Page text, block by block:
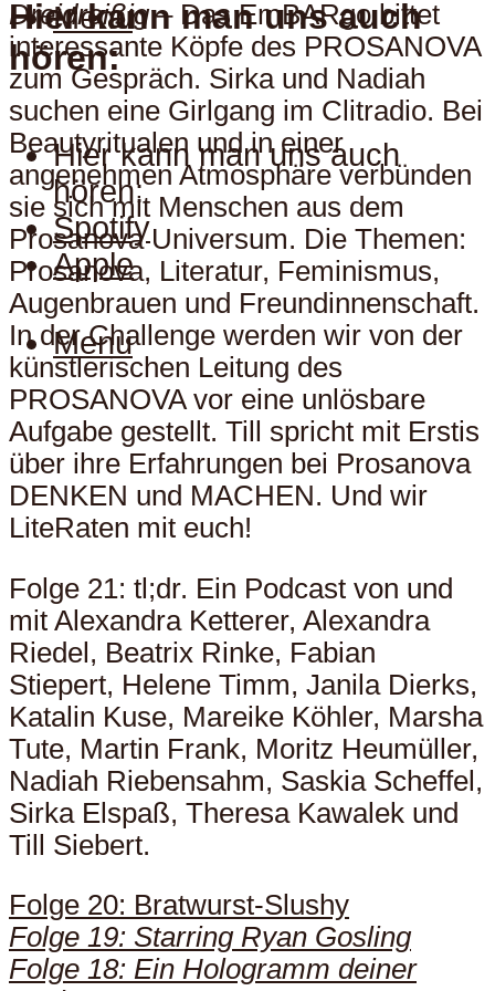
Menu
Hier kann man uns auch
hören:
Hier kann man uns auch
hören:
Spotify
Apple
Menu
Dreidreißig– Das EmBARgo bittet
interessante Köpfe des PROSANOVA
zum Gespräch. Sirka und Nadiah
suchen eine Girlgang im Clitradio. Bei
Beautyritualen und in einer
angenehmen Atmosphäre verbünden
sie sich mit Menschen aus dem
Prosanova Universum. Die Themen:
Prosanova, Literatur, Feminismus,
Augenbrauen und Freundinnenschaft.
In der Challenge werden wir von der
künstlerischen Leitung des
PROSANOVA vor eine unlösbare
Aufgabe gestellt. Till spricht mit Erstis
über ihre Erfahrungen bei Prosanova
DENKEN und MACHEN. Und wir
LiteRaten mit euch!
Folge 21: tl;dr. Ein Podcast von und
mit Alexandra Ketterer, Alexandra
Riedel, Beatrix Rinke, Fabian
Stiepert, Helene Timm, Janila Dierks,
Katalin Kuse, Mareike Köhler, Marsha
Tute, Martin Frank, Moritz Heumüller,
Nadiah Riebensahm, Saskia Scheffel,
Sirka Elspaß, Theresa Kawalek und
Till Siebert.
Folge 20: Bratwurst-Slushy
Folge 19: Starring Ryan Gosling
Folge 18: Ein Hologramm deiner